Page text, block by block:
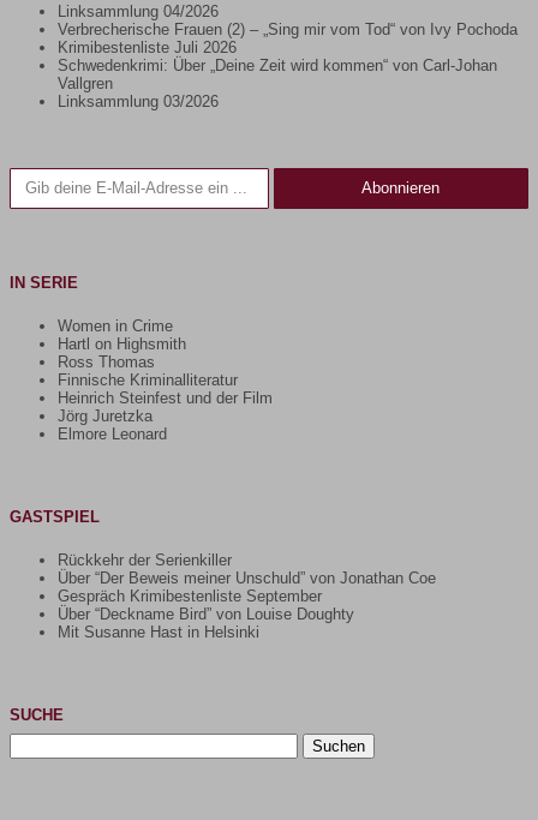
Linksammlung 04/2026
Verbrecherische Frauen (2) – „Sing mir vom Tod“ von Ivy Pochoda
Krimibestenliste Juli 2026
Schwedenkrimi: Über „Deine Zeit wird kommen“ von Carl-Johan
Vallgren
Linksammlung 03/2026
Gib deine E-Mail-Adresse ein ...
Abonnieren
IN SERIE
Women in Crime
Hartl on Highsmith
Ross Thomas
Finnische Kriminalliteratur
Heinrich Steinfest und der Film
Jörg Juretzka
Elmore Leonard
GASTSPIEL
Rückkehr der Serienkiller
Über “Der Beweis meiner Unschuld” von Jonathan Coe
Gespräch Krimibestenliste September
Über “Deckname Bird” von Louise Doughty
Mit Susanne Hast in Helsinki
SUCHE
nach: